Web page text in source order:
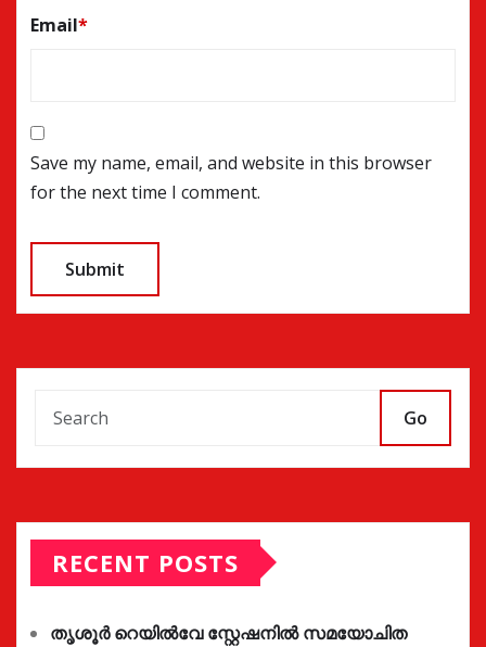
Email*
Save my name, email, and website in this browser
for the next time I comment.
Go
RECENT POSTS
തൃശൂർ റെയിൽവേ സ്റ്റേഷനിൽ സമയോചിത